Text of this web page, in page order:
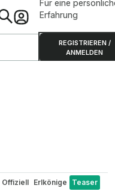
Für eine
Erfahrung
REGISTRIEREN /
ANMELDEN
Offiziell Erlkönige
Teaser